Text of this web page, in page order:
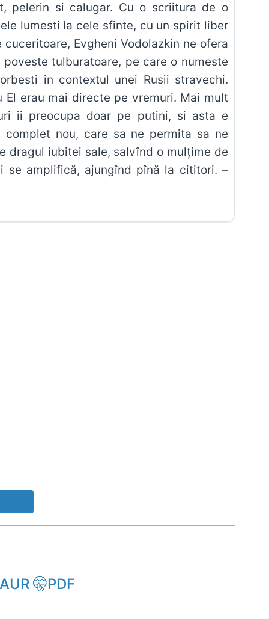
pelerin si calugar. Cu o scriitura de o
lumesti la cele sfinte, cu un spirit liber
Evgheni Vodolazkin ne ofera
tulburatoare, pe care o numeste
El erau mai directe pe vremuri. Mai mult
ii preocupa doar pe putini, si asta e
nou, care sa ne permita sa ne
dragul iubitei sale, salvînd o mulțime de
se amplifică, ajungînd pînă la cititori. –
🤫PDF